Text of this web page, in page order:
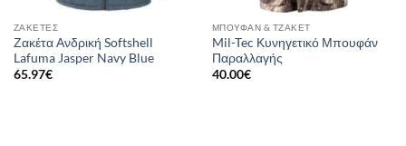
ΖΑΚΈΤΕΣ
Ζακέτα Ανδρική Softshell
Lafuma Jasper Navy Blue
65.97€
ΜΠΟΥΦΆΝ & ΤΖΆΚΕΤ
Mil-Tec Κυνηγετικό Μπουφάν
Παραλλαγής
40.00€